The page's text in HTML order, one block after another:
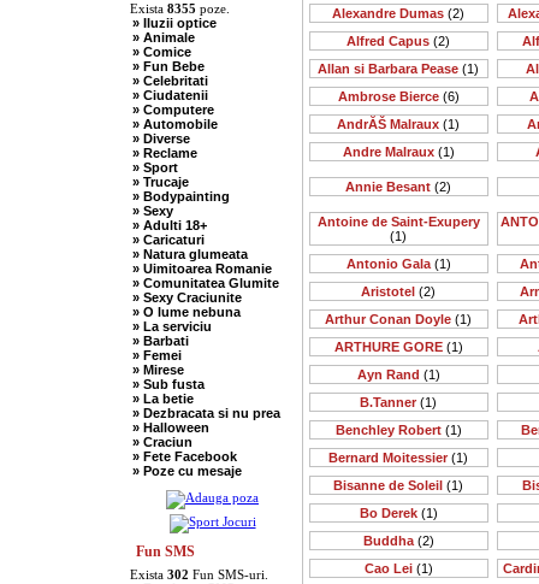
» Copii
» Craciun
» Cugetari
» Culmi
» Deocheate
» Diverse
» Doctori
» Elevi-Studenti
» Englezi
» Evrei
» Francezi
» Ingineri
» Ion si Maria
» Istorice
» Misogine
» Moldoveni
» Mosnegi
» Nebuni
» Negri
» Olteni
» Pescari
» Perle
» Politice
» Politisti
» Popi
» Radio Erevan
» Religioase
» Romani
» Sadice
» Secretare
» Sefi
» Scotieni
» Seci
» Soacre
» Sport
» Soferi
» Tarani
» Tigani
» Umor Negru
Exista 8355 poze.
» Iluzii optice
» Animale
» Comice
» Fun Bebe
» Celebritati
» Ciudatenii
» Computere
» Automobile
» Diverse
» Reclame
» Sport
» Trucaje
» Bodypainting
» Sexy
» Adulti 18+
» Caricaturi
» Natura glumeata
» Uimitoarea Romanie
» Comunitatea Glumite
» Sexy Craciunite
» O lume nebuna
» La serviciu
» Barbati
» Femei
» Mirese
» Sub fusta
» La betie
» Dezbracata si nu prea
» Halloween
» Craciun
» Fete Facebook
» Poze cu mesaje
Fun SMS
Exista 302 Fun SMS-uri.
Alexandre Dumas (2)
Alfred Capus (2)
Allan si Barbara Pease (1)
Ambrose Bierce(6)
AndrĂŠ Malraux (1)
Andre Malraux(1)
Annie Besant (2)
Antoine de Saint-Exupery
(1)
Antonio Gala(1)
Aristotel (2)
Arthur Conan Doyle (1)
ARTHURE GORE(1)
Ayn Rand (1)
B.Tanner (1)
Benchley Robert(1)
Bernard Moitessier (1)
Bisanne de Soleil (1)
Bo Derek(1)
Buddha(2)
Cao Lei(1)